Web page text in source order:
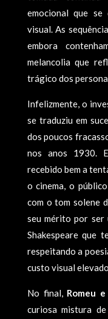
emocional que se
visual. As
embora
melancolia que
trágico dos
Infelizmente, o
se traduziu em
dos poucos
nos anos 1930.
recebido bem a
o cinema, o
com o tom solene
seu mérito por ser
Shakespeare que
respeitando a
custo visual elevado.
No final, Romeu
curiosa mistura